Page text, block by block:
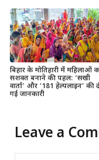
बिहार के मोतिहारी में महिलाओं
सशक्त बनाने की पहल: ‘सखी
वार्ता’ और ‘181 हेल्पलाइन’ की
गई जानकारी
Leave a